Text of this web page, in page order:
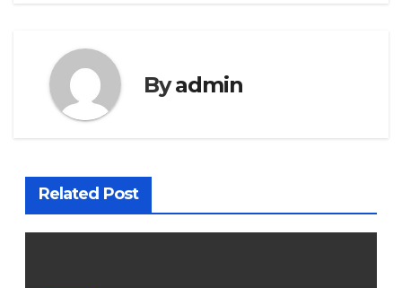
Byadmin
Related Post